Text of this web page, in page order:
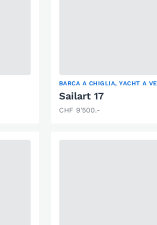
BARCA A CHIGLIA, YACHT A
Sailart 17
CHF 9'500.-